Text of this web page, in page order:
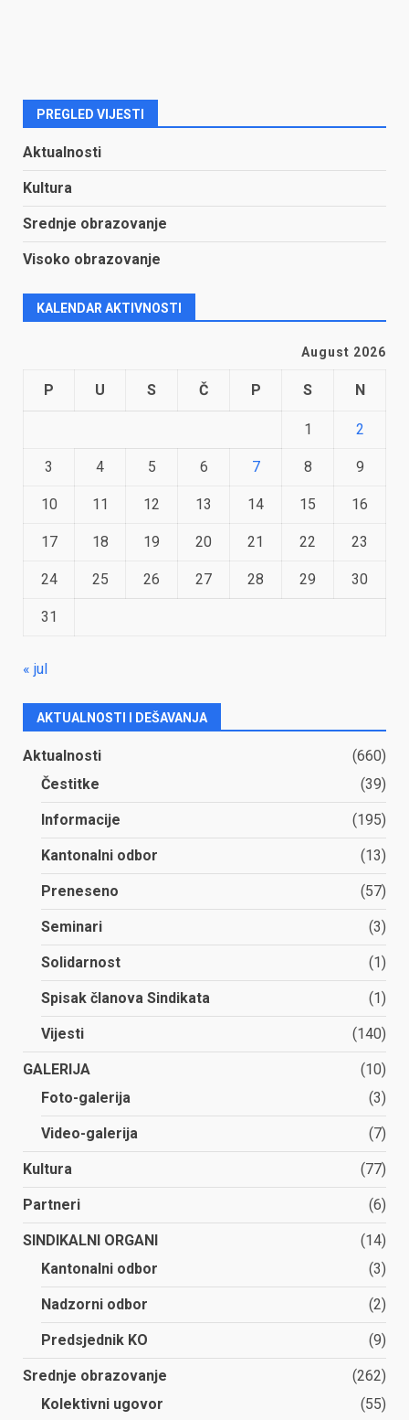
PREGLED VIJESTI
Aktualnosti
Kultura
Srednje obrazovanje
Visoko obrazovanje
KALENDAR AKTIVNOSTI
August 2026
P U S Č P S N
1 2
3 4 5 6 7 8 9
10 11 12 13 14 15 16
17 18 19 20 21 22 23
24 25 26 27 28 29 30
31
« jul
AKTUALNOSTI I DEŠAVANJA
Aktualnosti
(660)
Čestitke
(39)
Informacije (195)
Kantonalni odbor (13)
Preneseno (57)
Seminari (3)
Solidarnost (1)
Spisak članova Sindikata (1)
Vijesti (140)
GALERIJA
(10)
Foto-galerija
(3)
Video-galerija (7)
Kultura (77)
Partneri (6)
SINDIKALNI ORGANI
(14)
Kantonalni odbor
(3)
Nadzorni odbor (2)
Predsjednik KO (9)
Srednje obrazovanje
(262)
Kolektivni ugovor
(55)